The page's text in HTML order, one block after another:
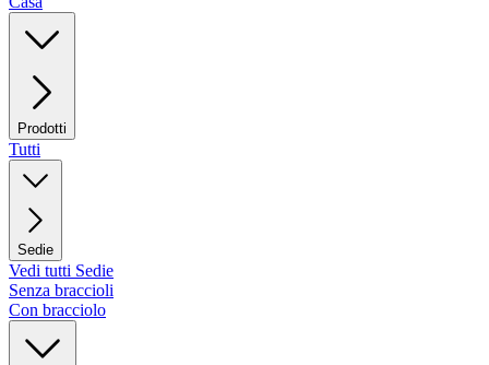
Prodotti
Tutti
Sedie
Vedi tutti Sedie
Senza braccioli
Con bracciolo